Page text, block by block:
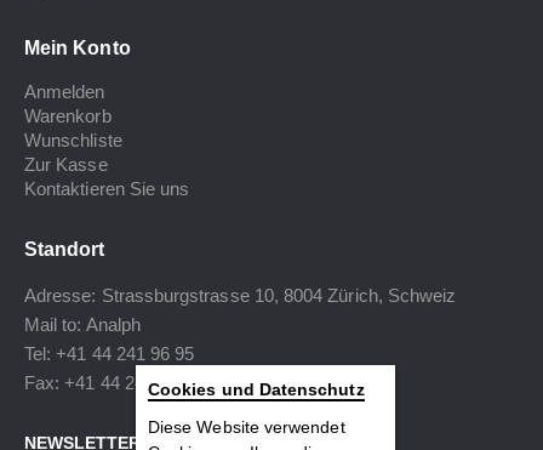
Mein Konto
Anmelden
Warenkorb
Wunschliste
Zur Kasse
Kontaktieren Sie uns
Standort
Adresse: Strassburgstrasse 10, 8004 Zürich, Schweiz
Mail to: Analph
Tel: +41 44 241 96 95
Fax: +41 44 240 34 40
NEWSLETTER
Cookies und Datenschutz
Diese Website verwendet